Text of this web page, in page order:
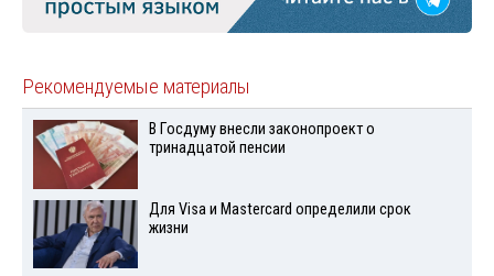
Рекомендуемые материалы
В Госдуму внесли законопроект о
тринадцатой пенсии
Для Visа и Mastercard определили срок
жизни